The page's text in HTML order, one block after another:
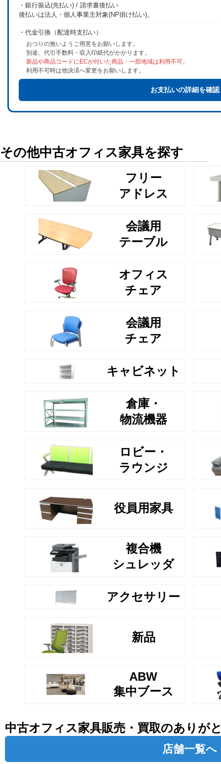
・銀行振込(先払い) / 請求書後払い
後払いは法人・個人事業主対象(NP掛け払い)。
・代金引換（配達時支払い）
おつりの無いようご用意をお願いします。
別途、代引手数料・収入印紙代がかかります。
新品や商品コードにECが付いた商品・一部地域は利用不可。
利用不可時は他決済へ変更をお願いします。
お支払いの詳細を確認
その他中古オフィス家具を探す
フリー
アドレス
会議用
テーブル
オフィス
チェア
会議用
チェア
キャビネット
倉庫・
物流機器
ロビー・
ラウンジ
役員用家具
複合機
シュレッダ
アクセサリー
新品
ABW
集中ブース
中古オフィス家具販売・買取のありが
店舗一覧へ